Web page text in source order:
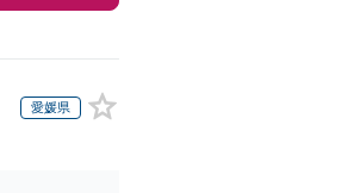
愛媛県